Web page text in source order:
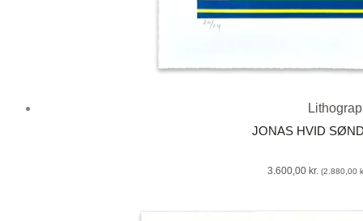
JONAS HVID
3.600,00 kr. (2.880,00